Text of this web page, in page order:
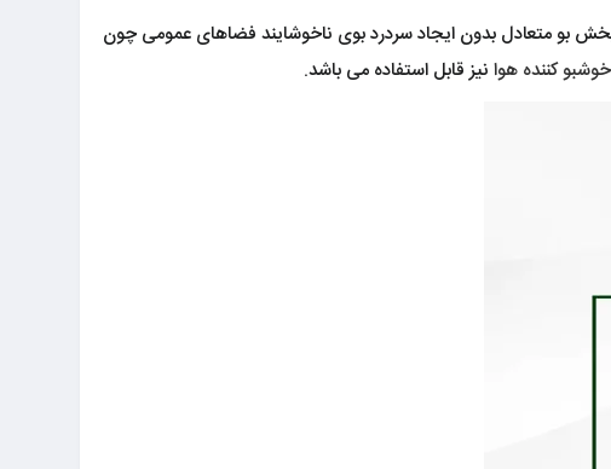
پخش بو متعادل بدون ایجاد سردرد بوی ناخوشایند فضاهای عمومی چون
خوشبو کننده هوانیز قابل استفاده می باشد.